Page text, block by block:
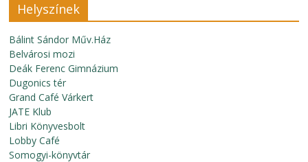
Helyszínek
Bálint Sándor Műv.Ház
Belvárosi mozi
Deák Ferenc Gimnázium
Dugonics tér
Grand Café Várkert
JATE Klub
Libri Könyvesbolt
Lobby Café
Somogyi-könyvtár